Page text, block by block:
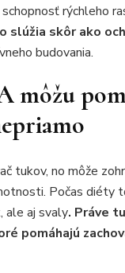
rýchleho
slúžia skôr ako
budovania.
môžu
tukov, no môže
Počas diéty
ale aj svaly. Práve
pomáhajú